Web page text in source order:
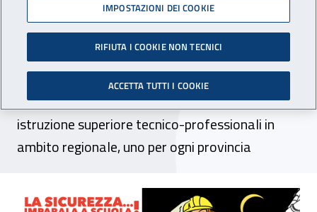
Evento - “La Sicurezza…
Imparala a scuola!”
Ancona, 22 novembre 2024. L’iniziativa
coinvolge docenti e studenti di cinque istituti di
istruzione superiore tecnico-professionali in
ambito regionale, uno per ogni provincia
Evento - “La Sicurezza… Imparala a
IMPOSTAZIONI DEI COOKIE
RIFIUTA I COOKIE NON TECNICI
ACCETTA TUTTI I COOKIE